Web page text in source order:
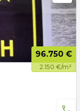
96.750 €
2.150 €/m²